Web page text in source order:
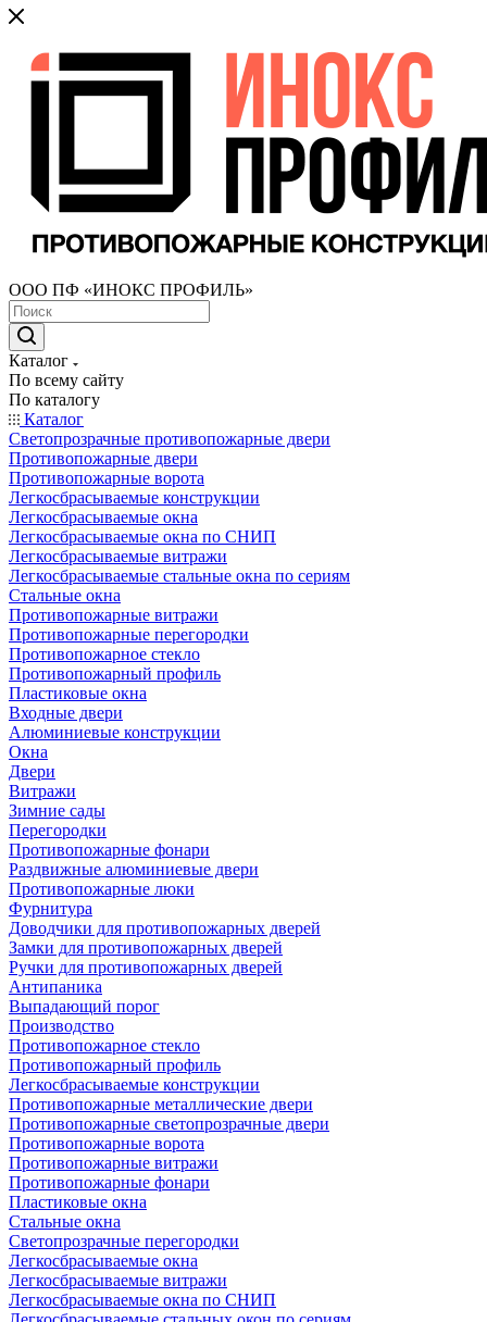
ООО ПФ «ИНОКС ПРОФИЛЬ»
Каталог
По всему сайту
По каталогу
Каталог
Светопрозрачные противопожарные двери
Противопожарные двери
Противопожарные ворота
Легкосбрасываемые конструкции
Легкосбрасываемые окна
Легкосбрасываемые окна по СНИП
Легкосбрасываемые витражи
Легкосбрасываемые стальные окна по сериям
Стальные окна
Противопожарные витражи
Противопожарные перегородки
Противопожарное стекло
Противопожарный профиль
Пластиковые окна
Входные двери
Алюминиевые конструкции
Окна
Двери
Витражи
Зимние сады
Перегородки
Противопожарные фонари
Раздвижные алюминиевые двери
Противопожарные люки
Фурнитура
Доводчики для противопожарных дверей
Замки для противопожарных дверей
Ручки для противопожарных дверей
Антипаника
Выпадающий порог
Производство
Противопожарное стекло
Противопожарный профиль
Легкосбрасываемые конструкции
Противопожарные металлические двери
Противопожарные светопрозрачные двери
Противопожарные ворота
Противопожарные витражи
Противопожарные фонари
Пластиковые окна
Стальные окна
Светопрозрачные перегородки
Легкосбрасываемые окна
Легкосбрасываемые витражи
Легкосбрасываемые окна по СНИП